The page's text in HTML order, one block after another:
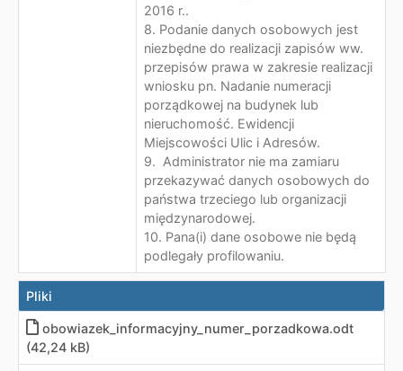
2016 r..
8. Podanie danych osobowych jest
niezbędne do realizacji zapisów ww.
przepisów prawa w zakresie realizacji
wniosku pn. Nadanie numeracji
porządkowej na budynek lub
nieruchomość. Ewidencji
Miejscowości Ulic i Adresów.
9. Administrator nie ma zamiaru
przekazywać danych osobowych do
państwa trzeciego lub organizacji
międzynarodowej.
10. Pana(i) dane osobowe nie będą
podlegały profilowaniu.
Pliki
obowiazek_informacyjny_numer_porzadkowa.odt
(42,24 kB)